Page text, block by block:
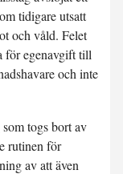
tidigare utsatt
och våld. Felet
för egenavgift till
och inte
togs bort av
rutinen för
av att även